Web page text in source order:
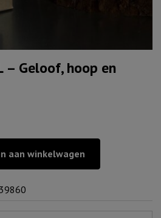
Geloof, hoop en
aan winkelwagen